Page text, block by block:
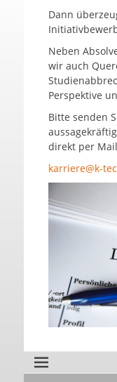
Dann
Neben
wir auch
Perspektive
Bitte senden
direkt per
karriere@k-